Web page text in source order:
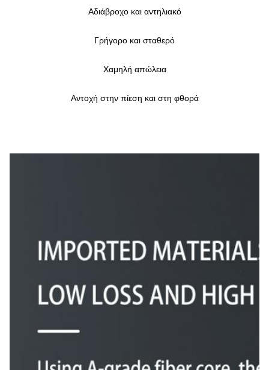
Αδιάβροχο και αντηλιακό
Γρήγορο και σταθερό
Χαμηλή απώλεια
Αντοχή στην πίεση και στη φθορά